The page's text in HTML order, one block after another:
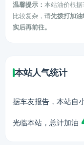
温馨提示： 本站油价根
比较复杂，请先拨打加
实后再前往。
本站人气统计
据车友报告，本站自
光临本站，总计加油